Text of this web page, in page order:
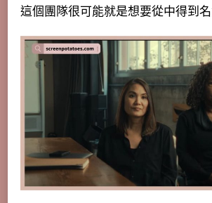
這個團隊很可能就是想要從中得到